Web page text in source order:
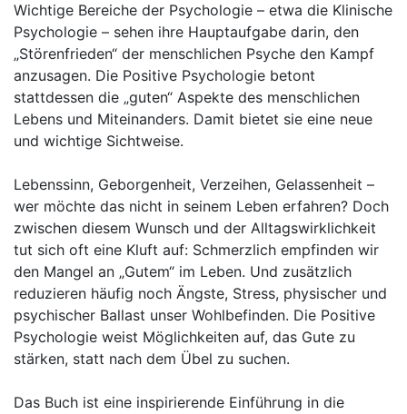
Wichtige Bereiche der Psychologie – etwa die Klinische
Psychologie – sehen ihre Hauptaufgabe darin, den
„Störenfrieden“ der menschlichen Psyche den Kampf
anzusagen. Die Positive Psychologie betont
stattdessen die „guten“ Aspekte des menschlichen
Lebens und Miteinanders. Damit bietet sie eine neue
und wichtige Sichtweise.
Lebenssinn, Geborgenheit, Verzeihen, Gelassenheit –
wer möchte das nicht in seinem Leben erfahren? Doch
zwischen diesem Wunsch und der Alltagswirklichkeit
tut sich oft eine Kluft auf: Schmerzlich empfinden wir
den Mangel an „Gutem“ im Leben. Und zusätzlich
reduzieren häufig noch Ängste, Stress, physischer und
psychischer Ballast unser Wohlbefinden. Die Positive
Psychologie weist Möglichkeiten auf, das Gute zu
stärken, statt nach dem Übel zu suchen.
Das Buch ist eine inspirierende Einführung in die